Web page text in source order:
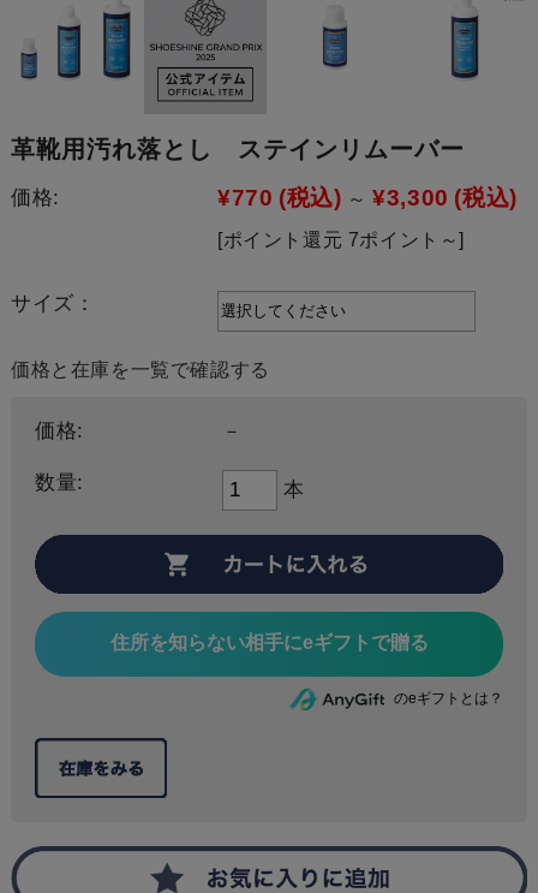
革靴用汚れ落とし ステインリムーバー
価格: ¥770 (税込) ～ ¥3,300 (税込)
[ポイント還元 7ポイント～]
サイズ：
価格と在庫を一覧で確認する
価格: －
数量: 本
住所を知らない相手にeギフトで贈る
のeギフトとは？